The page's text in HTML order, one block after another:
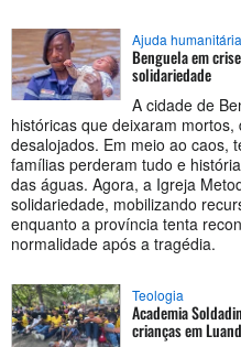
Ajuda humanitária
Benguela em
solidariedade
A cidade de
históricas que deixaram
desalojados. Em meio ao caos,
famílias perderam tudo e
das águas. Agora, a Igreja
solidariedade, mobilizando
enquanto a província tenta
normalidade após a tragédia.
Teologia
Academia
crianças em